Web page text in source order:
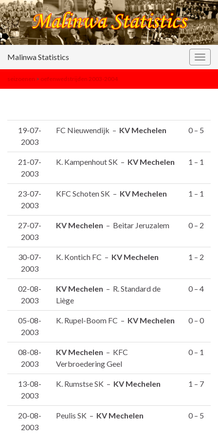
Malinwa Statistics
seizoenen > oefenwedstrijden 2003-2004
19-07-
2003
FC Nieuwendijk – KV Mechelen 0 – 5
21-07-
2003
K. Kampenhout SK – KV Mechelen 1 – 1
23-07-
2003
KFC Schoten SK – KV Mechelen 1 – 1
27-07-
2003
KV Mechelen – Beitar Jeruzalem 0 – 2
30-07-
2003
K. Kontich FC – KV Mechelen 1 – 2
02-08-
2003
KV Mechelen – R. Standard de
Liège
0 – 4
05-08-
2003
K. Rupel-Boom FC – KV Mechelen 0 – 0
08-08-
2003
KV Mechelen – KFC
Verbroedering Geel
0 – 1
13-08-
2003
K. Rumstse SK – KV Mechelen 1 – 7
20-08-
2003
Peulis SK – KV Mechelen 0 – 5